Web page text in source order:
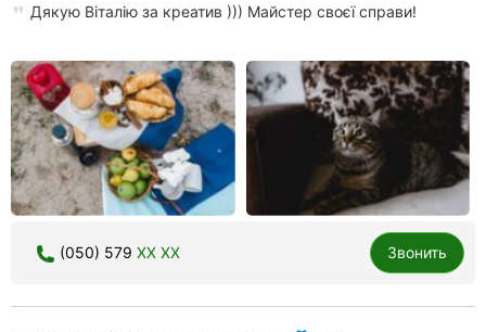
Дякую Віталію за креатив ))) Майстер своєї справи!
(050) 579 XX XX Звонить